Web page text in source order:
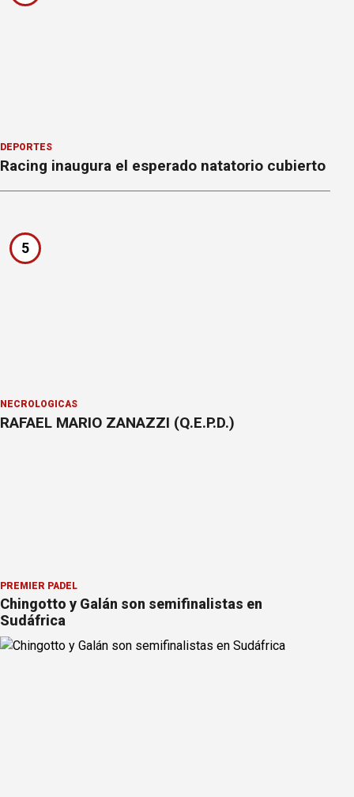
DEPORTES
Racing inaugura el esperado natatorio cubierto
5
NECROLÓGICAS
RAFAEL MARIO ZANAZZI (Q.E.P.D.)
PREMIER PÁDEL
Chingotto y Galán son semifinalistas en
Sudáfrica